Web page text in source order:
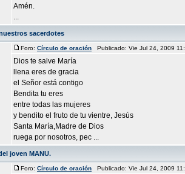
Amén.
...
sacerdotes
Foro: Círculo de oración Publicado: Vie Jul 24, 2009
Dios te salve María
llena eres de gracia
el Señor está contigo
Bendita tu eres
entre todas las mujeres
y bendito el fruto de tu vientre, Jesús
Santa María,Madre de Dios
ruega por nosotros, pec ...
joven MANU.
Foro: Círculo de oración Publicado: Vie Jul 24, 2009